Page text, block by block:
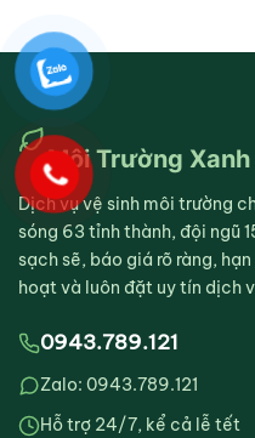
Môi Trường
Dịch vụ vệ sinh môi trường
sóng 63 tỉnh thành, đội ngũ
sạch sẽ, báo giá rõ ràng,
hoạt và luôn đặt uy tín dịch
0943.789.121
Zalo: 0943.789.121
Hỗ trợ 24/7, kể cả lễ tết